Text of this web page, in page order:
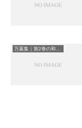
万葉集｜第2巻の和歌一覧